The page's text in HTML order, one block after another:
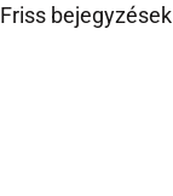
Friss bejegyzések